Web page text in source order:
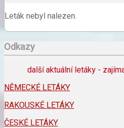
Leták nebyl nalezen.
Odkazy
další aktuální letáky -
NĚMECKÉ LETÁKY
RAKOUSKÉ LETÁKY
ČESKÉ LETÁKY